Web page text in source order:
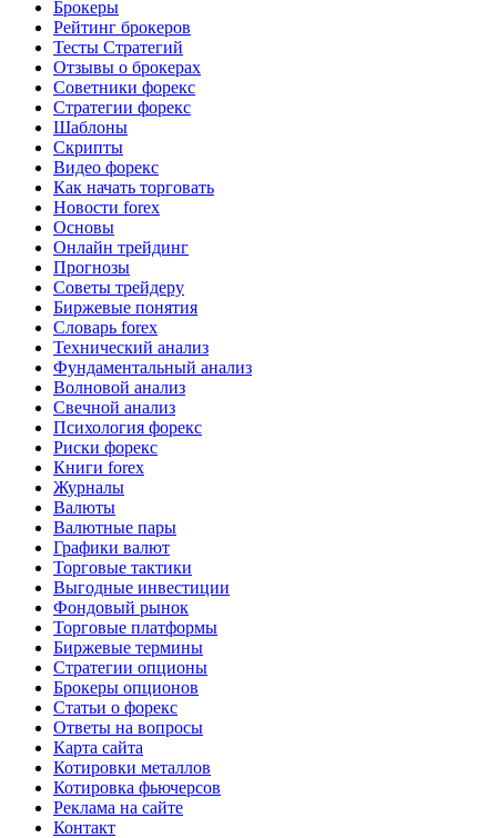
Брокеры
Рейтинг брокеров
Тесты Стратегий
Отзывы о брокерах
Советники форекс
Стратегии форекс
Шаблоны
Скрипты
Видео форекс
Как начать торговать
Новости forex
Основы
Онлайн трейдинг
Прогнозы
Советы трейдеру
Биржевые понятия
Словарь forex
Технический анализ
Фундаментальный анализ
Волновой анализ
Свечной анализ
Психология форекс
Риски форекс
Книги forex
Журналы
Валюты
Валютные пары
Графики валют
Торговые тактики
Выгодные инвестиции
Фондовый рынок
Торговые платформы
Биржевые термины
Стратегии опционы
Брокеры опционов
Статьи о форекс
Ответы на вопросы
Карта сайта
Котировки металлов
Котировка фьючерсов
Реклама на сайте
Контакт